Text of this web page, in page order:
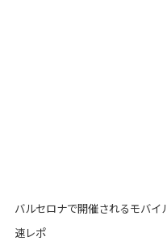
バルセロナで開催されるモバ
速レポ